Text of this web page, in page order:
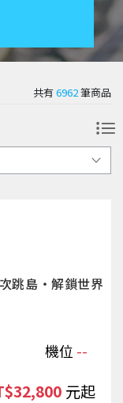
共有6962筆商品
跳島‧解鎖世界
機位 --
起